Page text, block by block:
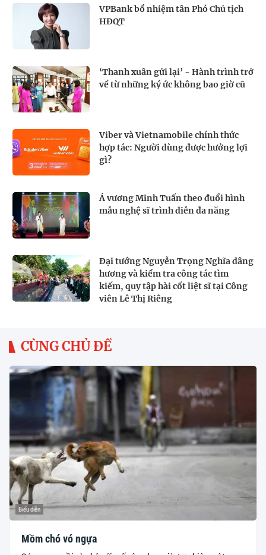
VPBank bổ nhiệm tân Phó Chủ tịch
HĐQT
‘Thanh xuân gửi lại’ - Hành trình trở
về từ những ký ức không bao giờ cũ
Viber và Vietnamobile chính thức
hợp tác: Người dùng được hưởng lợi
gì?
Á vương Minh Tuấn theo đuổi hình
mẫu nghệ sĩ trình diễn đa năng
Đại tướng Nguyễn Trọng Nghĩa dâng
hương và kiểm tra công tác tìm
kiếm, quy tập hài cốt liệt sĩ tại Công
viên Lê Thị Riêng
CÙNG CHỦ ĐỀ
Biểu diễn
Mồm chó vó ngựa